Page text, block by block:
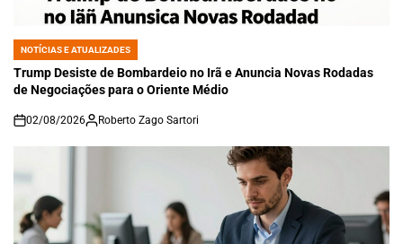
POSTED
IN
NOTÍCIAS E ATUALIZADES
Trump Desiste de Bombardeio no Irã e Anuncia Novas Rodadas
de Negociações para o Oriente Médio
on
02/08/2026 Roberto Zago Sartori